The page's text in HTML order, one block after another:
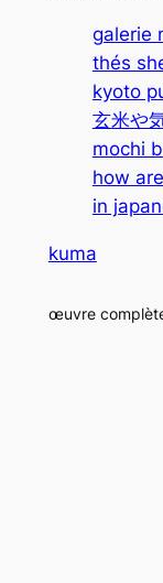
galerie
thés
kyoto
玄米や
mochi
how
in
kuma
œuvre